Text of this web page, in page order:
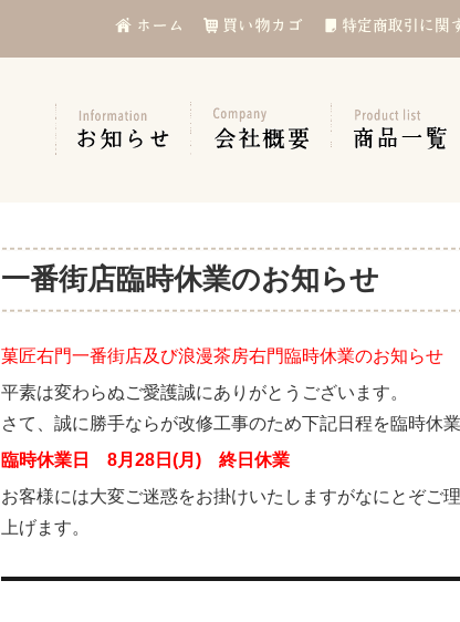
一番街店臨時休業のお知らせ
菓匠右門一番街店及び浪漫茶房右門臨時休業のお知らせ
平素は変わらぬご愛護誠にありがとうございます。
さて、誠に勝手ならが改修工事のため下記日程を臨時休
臨時休業日 8月28日(月) 終日休業
お客様には大変ご迷惑をお掛けいたしますがなにとぞご
上げます。